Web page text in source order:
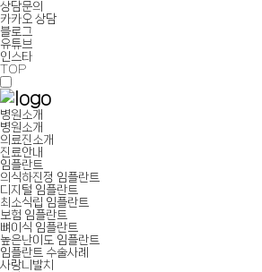
상담문의
카카오 상담
블로그
유튜브
인스타
TOP
병원소개
병원소개
의료진소개
진료안내
임플란트
의식하진정 임플란트
디지털 임플란트
최소식립 임플란트
보험 임플란트
뼈이식 임플란트
높은난이도 임플란트
임플란트 수술사례
사랑니발치